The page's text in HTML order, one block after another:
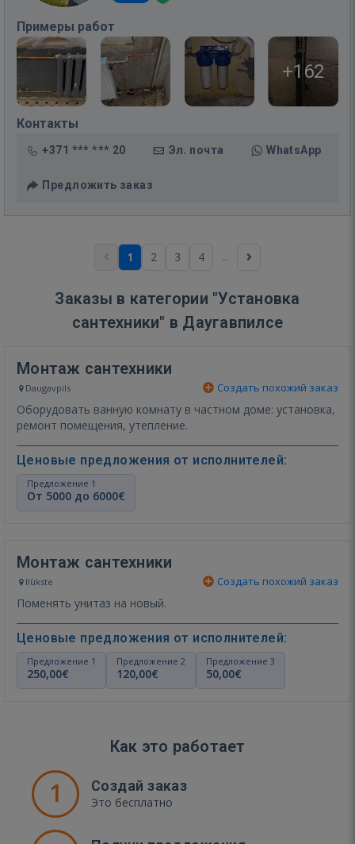
Примеры работ
+162
Контакты
+371 *** *** 20 Эл. почта WhatsApp
Предложить заказ
1 2 3 4 ...
Заказы в категории "Установка
сантехники" в Даугавпилсе
Монтаж сантехники
Daugavpils Создать похожий заказ
Оборудовать ванную комнату в частном доме: установка,
ремонт помещения, утепление.
Ценовые предложения от исполнителей:
Предложение 1
От 5000 до 6000€
Монтаж сантехники
Ilūkste Создать похожий заказ
Поменять унитаз на новый.
Ценовые предложения от исполнителей:
Предложение 1
250,00€
Предложение 2
120,00€
Предложение 3
50,00€
Как это работает
1 Создай заказ
Это бесплатно